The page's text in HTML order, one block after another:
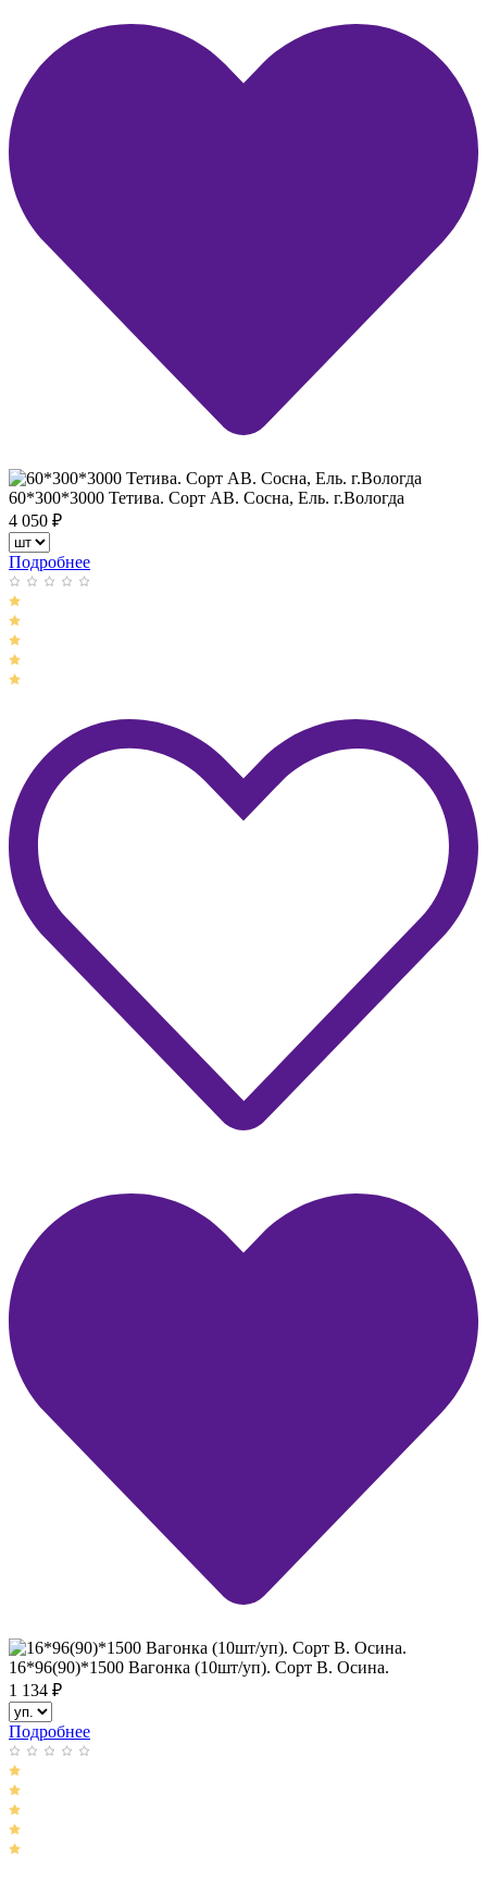
60*300*3000 Тетива. Сорт АВ. Сосна, Ель. г.Вологда
4 050 ₽
Подробнее
16*96(90)*1500 Вагонка (10шт/уп). Сорт В. Осина.
1 134 ₽
Подробнее